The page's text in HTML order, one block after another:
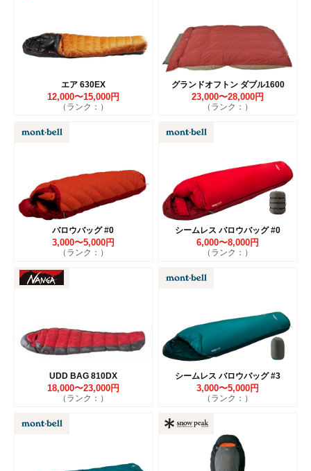
エア 630EX
12,000〜15,000円
（ランク：）
グランドオフトン ダブル1600
23,000〜28,000円
（ランク：）
バロウバッグ #0
3,000〜5,000円
（ランク：）
シームレス バロウバッグ #0
6,000〜8,000円
（ランク：）
UDD BAG 810DX
18,000〜23,000円
（ランク：）
シームレス バロウバッグ #3
3,000〜5,000円
（ランク：）